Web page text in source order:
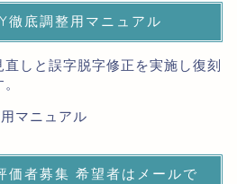
徹底調整用マニュアル
しと誤字脱字修正を実施し復刻
マニュアル
価者募集 希望者はメールで